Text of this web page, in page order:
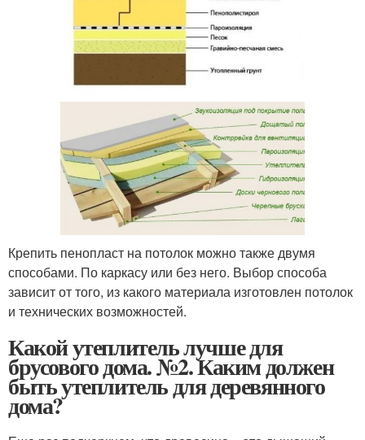
Крепить пенопласт на потолок можно также двумя
способами. По каркасу или без него. Выбор способа
зависит от того, из какого материала изготовлен потолок
и технических возможностей.
Какой утеплитель лучше для
брусового дома. №2. Каким должен
быть утеплитель для деревянного
дома?